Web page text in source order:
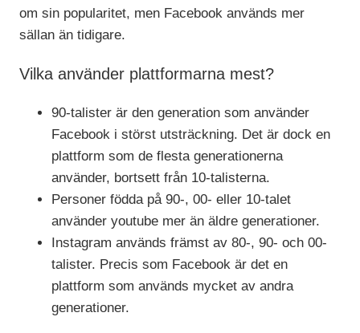
om sin popularitet, men Facebook används mer
sällan än tidigare.
Vilka använder plattformarna mest?
90-talister är den generation som använder
Facebook i störst utsträckning. Det är dock en
plattform som de flesta generationerna
använder, bortsett från 10-talisterna.
Personer födda på 90-, 00- eller 10-talet
använder youtube mer än äldre generationer.
Instagram används främst av 80-, 90- och 00-
talister. Precis som Facebook är det en
plattform som används mycket av andra
generationer.